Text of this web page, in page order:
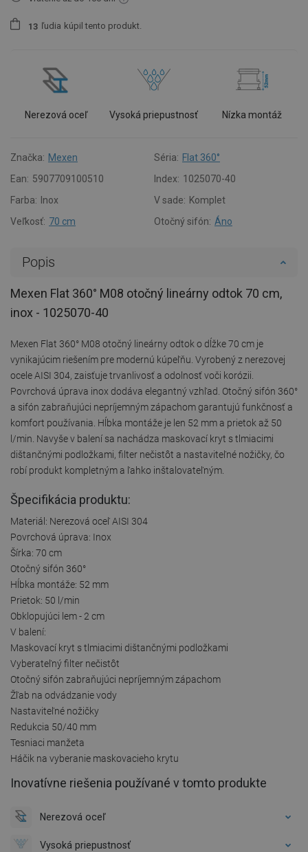
1 3 ľudia kúpil tento produkt.
Nerezová oceľ Vysoká priepustnosť Nízka montáž
Značka: Mexen Séria: Flat 360°
Ean: 5907709100510 Index: 1025070-40
Farba:
Inox V sade: Komplet
Veľkosť: 70 cm Otočný sifón: Áno
Popis
Mexen Flat 360° M08 otočný lineárny odtok 70 cm,
inox - 1025070-40
Mexen Flat 360° M08 otočný lineárny odtok o dĺžke 70 cm je
vynikajúcim riešením pre modernú kúpeľňu. Vyrobený z nerezovej
ocele AISI 304, zaisťuje trvanlivosť a odolnosť voči korózii.
Povrchová úprava inox dodáva elegantný vzhľad. Otočný sifón 360°
a sifón zabraňujúci nepríjemným zápachom garantujú funkčnosť a
komfort používania. Hĺbka montáže je len 52 mm a prietok až 50
l/min. Navyše v balení sa nachádza maskovací kryt s tlmiacimi
dištančnými podložkami, filter nečistôt a nastaviteľné nožičky, čo
robí produkt kompletným a ľahko inštalovateľným.
Špecifikácia produktu:
Materiál: Nerezová oceľ AISI 304
Povrchová úprava: Inox
Šírka: 70 cm
Otočný sifón 360°
Hĺbka montáže: 52 mm
Prietok: 50 l/min
Obklopujúci lem - 2 cm
V balení:
Maskovací kryt s tlmiacimi dištančnými podložkami
Vyberateľný filter nečistôt
Otočný sifón zabraňujúci nepríjemným zápachom
Žľab na odvádzanie vody
Nastaviteľné nožičky
Redukcia 50/40 mm
Tesniaci manžeta
Háčik na vyberanie maskovacieho krytu
Inovatívne riešenia používané v tomto produkte
Nerezová oceľ
Vysoká priepustnosť